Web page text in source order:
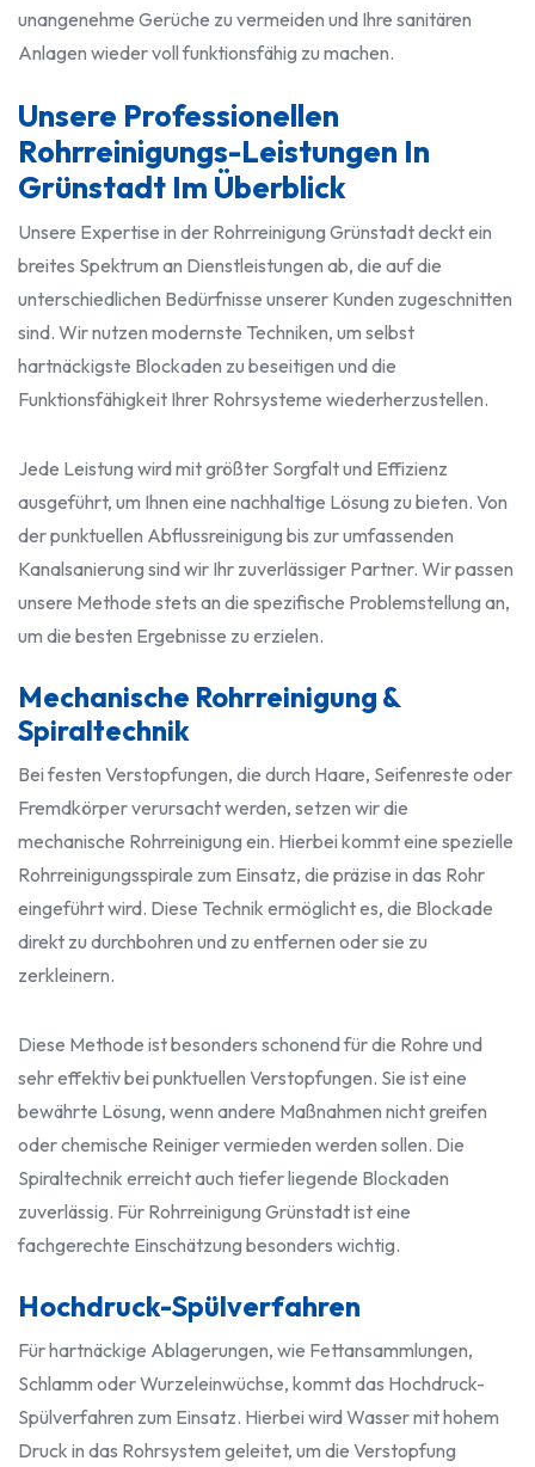
unangenehme Gerüche zu vermeiden und Ihre sanitären
Anlagen wieder voll funktionsfähig zu machen.
Unsere Professionellen
Rohrreinigungs-Leistungen In
Grünstadt Im Überblick
Unsere Expertise in der Rohrreinigung Grünstadt deckt ein
breites Spektrum an Dienstleistungen ab, die auf die
unterschiedlichen Bedürfnisse unserer Kunden zugeschnitten
sind. Wir nutzen modernste Techniken, um selbst
hartnäckigste Blockaden zu beseitigen und die
Funktionsfähigkeit Ihrer Rohrsysteme wiederherzustellen.
Jede Leistung wird mit größter Sorgfalt und Effizienz
ausgeführt, um Ihnen eine nachhaltige Lösung zu bieten. Von
der punktuellen Abflussreinigung bis zur umfassenden
Kanalsanierung sind wir Ihr zuverlässiger Partner. Wir passen
unsere Methode stets an die spezifische Problemstellung an,
um die besten Ergebnisse zu erzielen.
Mechanische Rohrreinigung &
Spiraltechnik
Bei festen Verstopfungen, die durch Haare, Seifenreste oder
Fremdkörper verursacht werden, setzen wir die
mechanische Rohrreinigung ein. Hierbei kommt eine spezielle
Rohrreinigungsspirale zum Einsatz, die präzise in das Rohr
eingeführt wird. Diese Technik ermöglicht es, die Blockade
direkt zu durchbohren und zu entfernen oder sie zu
zerkleinern.
Diese Methode ist besonders schonend für die Rohre und
sehr effektiv bei punktuellen Verstopfungen. Sie ist eine
bewährte Lösung, wenn andere Maßnahmen nicht greifen
oder chemische Reiniger vermieden werden sollen. Die
Spiraltechnik erreicht auch tiefer liegende Blockaden
zuverlässig. Für Rohrreinigung Grünstadt ist eine
fachgerechte Einschätzung besonders wichtig.
Hochdruck-Spülverfahren
Für hartnäckige Ablagerungen, wie Fettansammlungen,
Schlamm oder Wurzeleinwüchse, kommt das Hochdruck-
Spülverfahren zum Einsatz. Hierbei wird Wasser mit hohem
Druck in das Rohrsystem geleitet, um die Verstopfung